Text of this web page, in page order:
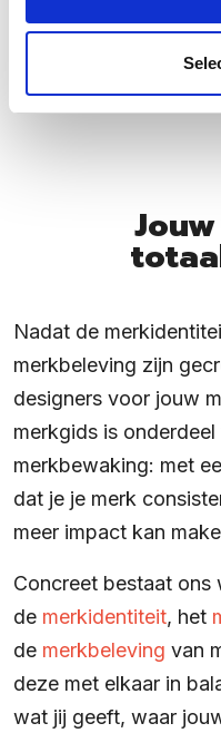
merkconcept,
merken zijn
Nadat de
merkbeleving zijn
designers voor jouw
merkgids is
merkbewaking: met
dat je je merk
meer impact kan
Concreet bestaat ons
de merkidentiteit, het
de merkbeleving van
deze met elkaar in
wat jij geeft, waar